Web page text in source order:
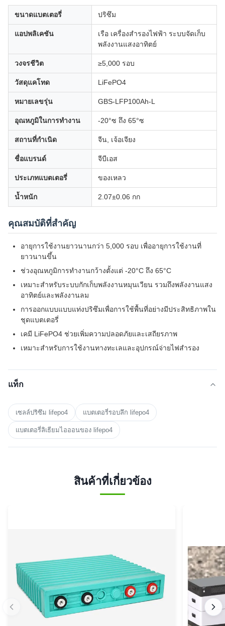
ขนาดแบตเตอรี่ ปริซึม
แอปพลิเคชัน
เรือ เครื่องสำรองไฟฟ้า ระบบจัดเก็บ
พลังงานแสงอาทิตย์
วงจรชีวิต ≥5,000 รอบ
วัสดุแคโทด LiFePO4
หมายเลขรุ่น GBS-LFP100Ah-L
อุณหภูมิในการทำงาน -20°ซ ถึง 65°ซ
สถานที่กำเนิด จีน, เจ้อเจียง
ชื่อแบรนด์ จีบีเอส
ประเภทแบตเตอรี่ ของเหลว
น้ำหนัก 2.07±0.06 กก
คุณสมบัติที่สำคัญ
อายุการใช้งานยาวนานกว่า 5,000 รอบ เพื่ออายุการใช้งานที่
ยาวนานขึ้น
ช่วงอุณหภูมิการทำงานกว้างตั้งแต่ -20°C ถึง 65°C
เหมาะสำหรับระบบกักเก็บพลังงานหมุนเวียน รวมถึงพลังงานแสง
อาทิตย์และพลังงานลม
การออกแบบแบบแท่งปริซึมเพื่อการใช้พื้นที่อย่างมีประสิทธิภาพใน
ชุดแบตเตอรี่
เคมี LiFePO4 ช่วยเพิ่มความปลอดภัยและเสถียรภาพ
เหมาะสำหรับการใช้งานทางทะเลและอุปกรณ์จ่ายไฟสำรอง
แท็ก
เซลล์ปริซึม lifepo4 แบตเตอรี่รอบลึก lifepo4
แบตเตอรี่ลิเธียมไอออนของ lifepo4
สินค้าที่เกี่ยวข้อง